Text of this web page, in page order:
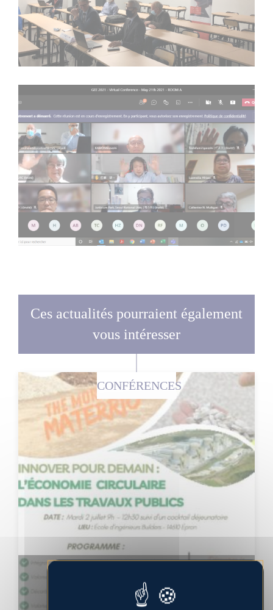
Ces actualités pourraient également
vous intéresser
CONFÉRENCES
Morning MATTERIO Normandie